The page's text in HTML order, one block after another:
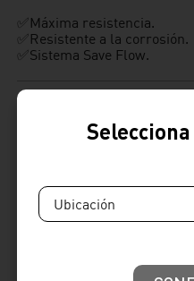
✅Máxima resistencia.
✅Resistente a la corrosión.
✅Sistema Save Flow.
producto para realizar tus cambios y
Ubicación